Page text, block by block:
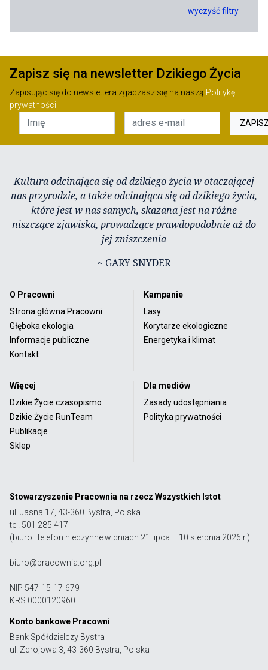
wyczyść filtry
Zapisz się na newsletter Dzikiego Życia
Zapisując się do newslettera zgadzasz się na naszą Politykę
prywatności
Kultura odcinająca się od dzikiego życia w otaczającej
nas przyrodzie, a także odcinająca się od dzikiego życia,
które jest w nas samych, skazana jest na różne
niszczące zjawiska, prowadzące prawdopodobnie aż do
jej zniszczenia
~ GARY SNYDER
O Pracowni
Strona główna Pracowni
Głęboka ekologia
Informacje publiczne
Kontakt
Kampanie
Lasy
Korytarze ekologiczne
Energetyka i klimat
Więcej
Dzikie Życie czasopismo
Dzikie Życie RunTeam
Publikacje
Sklep
Dla mediów
Zasady udostępniania
Polityka prywatności
Stowarzyszenie Pracownia na rzecz Wszystkich Istot
ul. Jasna 17, 43-360 Bystra, Polska
tel. 501 285 417
(biuro i telefon nieczynne w dniach 21 lipca – 10 sierpnia 2026 r.)
biuro@pracownia.org.pl
NIP 547-15-17-679
KRS 0000120960
Konto bankowe Pracowni
Bank Spółdzielczy Bystra
ul. Zdrojowa 3, 43-360 Bystra, Polska